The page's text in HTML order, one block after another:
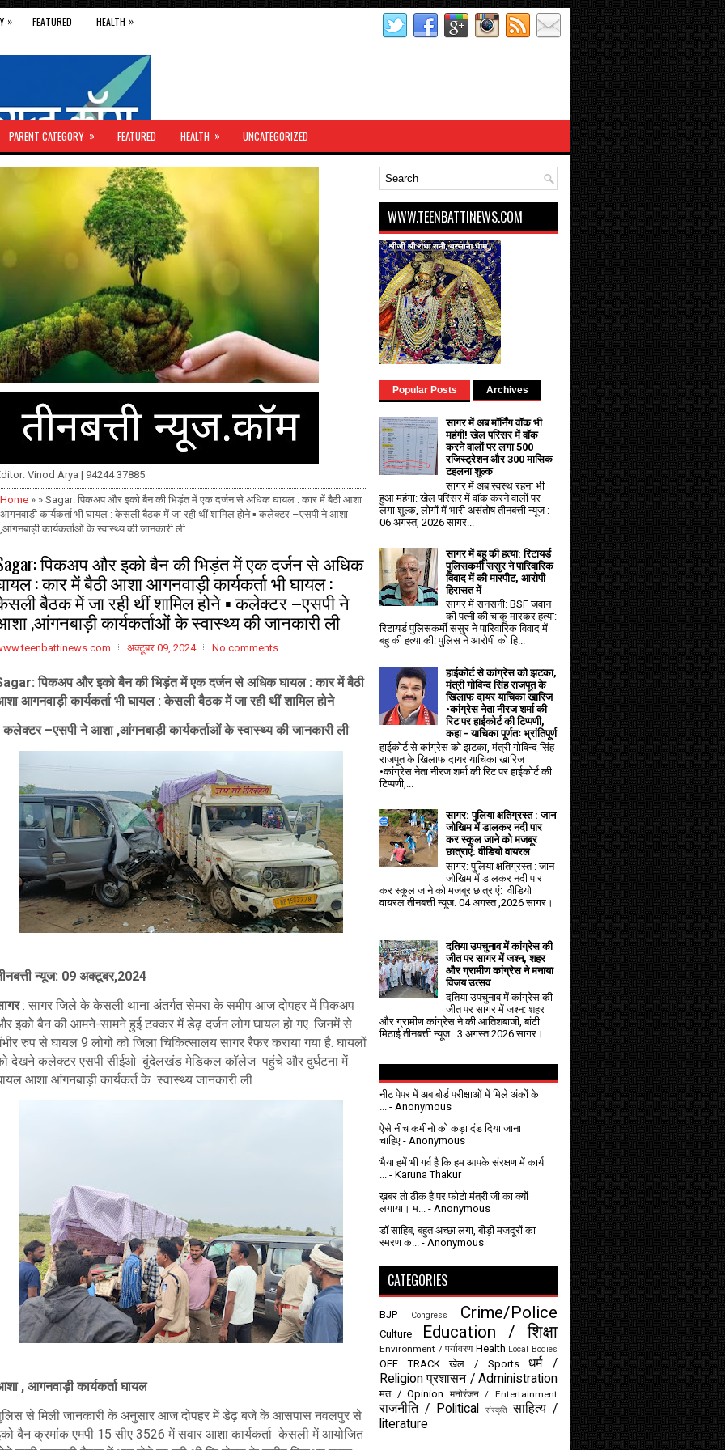
» FEATURED HEALTH »
PARENT CATEGORY » FEATURED HEALTH » UNCATEGORIZED
Vinod Arya | 94244 37885
Home » » Sagar: पिकअप और इको बैन की भिड़ंत में एक दर्जन से अधिक घायल : कार में बैठी आशा
आगनवाड़ी कार्यकर्ता भी घायल : केसली बैठक में जा रही थीं शामिल होने ▪️ कलेक्टर –एसपी ने आशा
,आंगनबाड़ी कार्यकर्ताओं के स्वास्थ्य की जानकारी ली
पिकअप और इको बैन की भिड़ंत में एक दर्जन से अधिक
: कार में बैठी आशा आगनवाड़ी कार्यकर्ता भी घायल :
बैठक में जा रही थीं शामिल होने ▪️ कलेक्टर –एसपी ने
,आंगनबाड़ी कार्यकर्ताओं के स्वास्थ्य की जानकारी ली
अक्टूबर 09, 2024 No comments
पिकअप और इको बैन की भिड़ंत में एक दर्जन से अधिक घायल : कार में बैठी
आगनवाड़ी कार्यकर्ता भी घायल :केसली बैठक में जा रही थीं शामिल होने
कलेक्टर –एसपी ने आशा ,आंगनबाड़ी कार्यकर्ताओं के स्वास्थ्य की जानकारी ली
न्यूज: 09 अक्टूबर,2024
: सागर जिले के केसली थाना अंतर्गत सेमरा के समीप आज दोपहर में पिकअप
इको बैन की आमने-सामने हुई टक्कर में डेढ़ दर्जन लोग घायल हो गए. जिनमें से
रुप से घायल 9 लोगों को जिला चिकित्सालय सागर रैफर कराया गया है. घायलों
देखने कलेक्टर एसपी सीईओ बुंदेलखंड मेडिकल कॉलेज पहुंचे और दुर्घटना में
आशा आंगनबाड़ी कार्यकर्त के स्वास्थ्य जानकारी ली
, आगनवाड़ी कार्यकर्ता घायल
से मिली जानकारी के अनुसार आज दोपहर में डेढ़ बजे के आसपास नवलपुर से
बैन क्रमांक एमपी 15 सीए 3526 में सवार आशा कार्यकर्ता केसली में आयोजित
WWW.TEENBATTINEWS.COM
Popular Posts Archives
सागर में अब मॉर्निंग वॉक भी
महंगी! खेल परिसर में वॉक
करने वालों पर लगा ₹500
रजिस्ट्रेशन और ₹300 मासिक
टहलना शुल्क
सागर में अब स्वस्थ रहना भी
हुआ महंगा: खेल परिसर में वॉक करने वालों पर
लगा शुल्क, लोगों में भारी असंतोष तीनबत्ती न्यूज :
06 अगस्त, 2026 सागर...
सागर में बहू की हत्या: रिटायर्ड
पुलिसकर्मी ससुर ने पारिवारिक
विवाद में की मारपीट, आरोपी
हिरासत में
सागर में सनसनी: BSF जवान
की पत्नी की चाकू मारकर हत्या:
रिटायर्ड पुलिसकर्मी ससुर ने पारिवारिक विवाद में
बहु की हत्या की: पुलिस ने आरोपी को हि...
हाईकोर्ट से कांग्रेस को झटका,
मंत्री गोविन्द सिंह राजपूत के
खिलाफ दायर याचिका खारिज
•कांग्रेस नेता नीरज शर्मा की
रिट पर हाईकोर्ट की टिप्पणी,
कहा - याचिका पूर्णतः भ्रांतिपूर्ण
हाईकोर्ट से कांग्रेस को झटका, मंत्री गोविन्द सिंह
राजपूत के खिलाफ दायर याचिका खारिज
•कांग्रेस नेता नीरज शर्मा की रिट पर हाईकोर्ट की
टिप्पणी,...
सागर: पुलिया क्षतिग्रस्त : जान
जोखिम में डालकर नदी पार
कर स्कूल जाने को मजबूर
छात्राएं: वीडियो वायरल
सागर: पुलिया क्षतिग्रस्त : जान
जोखिम में डालकर नदी पार
कर स्कूल जाने को मजबूर छात्राएं: वीडियो
वायरल तीनबत्ती न्यूज: 04 अगस्त ,2026 सागर।
...
दतिया उपचुनाव में कांग्रेस की
जीत पर सागर में जश्न, शहर
और ग्रामीण कांग्रेस ने मनाया
विजय उत्सव
दतिया उपचुनाव में कांग्रेस की
जीत पर सागर में जश्न: शहर
और ग्रामीण कांग्रेस ने की आतिशबाजी, बांटी
मिठाई तीनबत्ती न्यूज : 3 अगस्त 2026 सागर।...
नीट पेपर में अब बोर्ड परीक्षाओं में मिले अंकों के
- Anonymous
ऐसे नीच कमीनो को कड़ा दंड दिया जाना
चाहिए - Anonymous
भैया हमें भी गर्व है कि हम आपके संरक्षण में कार्य
- Karuna Thakur
ख़बर तो ठीक है पर फोटो मंत्री जी का क्यों
लगाया। म...
- Anonymous
डॉ साहिब, बहुत अच्छा लगा, बीड़ी मजदूरों का
स्मरण क...
- Anonymous
CATEGORIES
BJP Congress Crime/Police
Culture Education / शिक्षा
Environment / पर्यावरण Health Local Bodies
OFF TRACK खेल / Sports
धर्म /
Religion प्रशासन / Administration
मत / Opinion मनोरंजन / Entertainment
राजनीति / Political संस्कृति साहित्य /
literature